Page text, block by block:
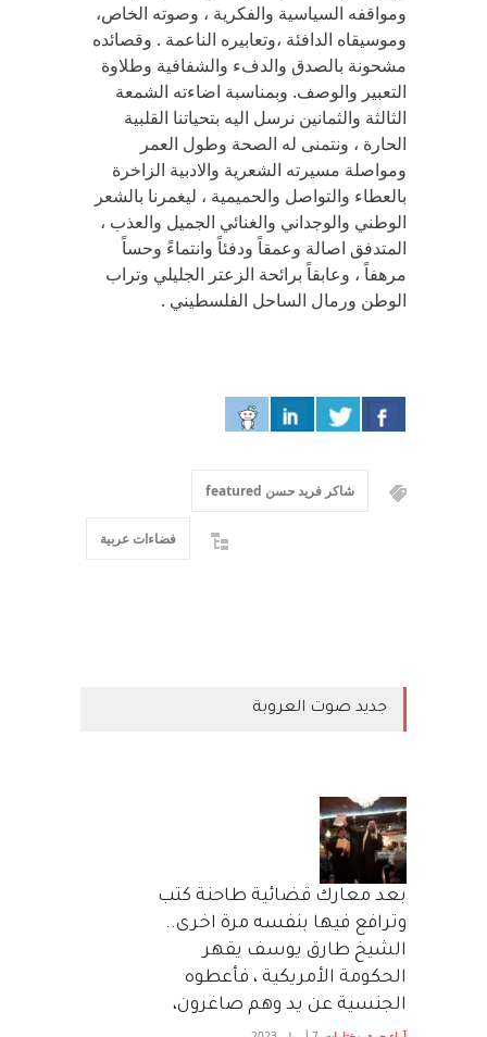
ومواقفه السياسية والفكرية ، وصوته الخاص،
وموسيقاه الدافئة ،وتعابيره الناعمة . وقصائده
مشحونة بالصدق والدفء والشفافية وطلاوة
التعبير والوصف. وبمناسبة اضاءته الشمعة
الثالثة والثمانين نرسل اليه بتحياتنا القلبية
الحارة ، ونتمنى له الصحة وطول العمر
ومواصلة مسيرته الشعرية والادبية الزاخرة
بالعطاء والتواصل والحميمية ، ليغمرنا بالشعر
الوطني والوجداني والغنائي الجميل والعذب ،
المتدفق اصالة وعمقاً ودفئاً وانتماءً وحساً
مرهفاً ، وعابقاً برائحة الزعتر الجليلي وتراب
الوطن ورمال الساحل الفلسطيني .
شاكر فريد حسن featured
فضاءات عربية
جديد صوت العروبة
بعد معارك قضائية طاحنة كتب
وترافع فيها بنفسه مرة اخرى..
الشيخ طارق يوسف يقهر
الحكومة الأمريكية ، فأعطوه
الجنسية عن يد وهم صاغرون،